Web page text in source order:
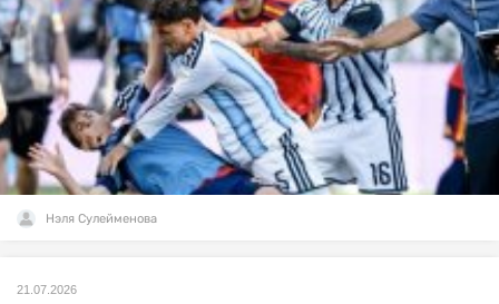
Нэля Сулейменова
21.07.2026